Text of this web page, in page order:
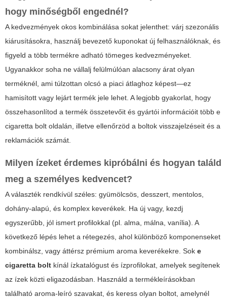
hogy minőségből engednél?
A kedvezmények okos kombinálása sokat jelenthet: várj szezonális
kiárusításokra, használj bevezető kuponokat új felhasználóknak, és
figyeld a több termékre adható tömeges kedvezményeket.
Ugyanakkor soha ne vállalj felülmúlóan alacsony árat olyan
terméknél, ami túlzottan olcsó a piaci átlaghoz képest—ez
hamisított vagy lejárt termék jele lehet. A legjobb gyakorlat, hogy
összehasonlítod a termék összetevőit és gyártói információit több e
cigaretta bolt oldalán, illetve ellenőrzöd a boltok visszajelzéseit és a
reklamációk számát.
Milyen ízeket érdemes kipróbálni és hogyan találd
meg a személyes kedvencet?
A választék rendkívül széles: gyümölcsös, desszert, mentolos,
dohány-alapú, és komplex keverékek. Ha új vagy, kezdj
egyszerűbb, jól ismert profilokkal (pl. alma, málna, vanília). A
következő lépés lehet a rétegezés, ahol különböző komponenseket
kombinálsz, vagy áttérsz prémium aroma keverékekre. Sok e
cigaretta bolt kínál ízkatalógust és ízprofilokat, amelyek segítenek
az ízek közti eligazodásban. Használd a termékleírásokban
található aroma-leíró szavakat, és keress olyan boltot, amelynél